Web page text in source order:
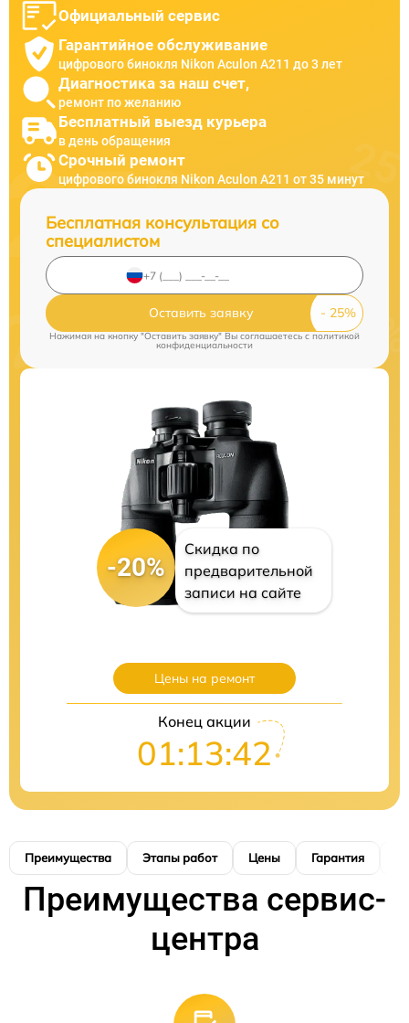
Официальный сервис
Гарантийное обслуживание
цифрового бинокля Nikon Aculon A211 до 3 лет
Диагностика за наш счет,
ремонт по желанию
Бесплатный выезд курьера
в день обращения
Срочный ремонт
цифрового бинокля Nikon Aculon A211 от 35 минут
Бесплатная консультация со
специалистом
Оставить заявку
Нажимая на кнопку "Оставить заявку" Вы соглашаетесь cполитикой
конфиденциальности
-20%
Скидка по
предварительной
записи на сайте
Цены на ремонт
Конец акции
01:13:41
Преимущества Этапы работ Цены Гарантия
Преимущества сервис-
центра